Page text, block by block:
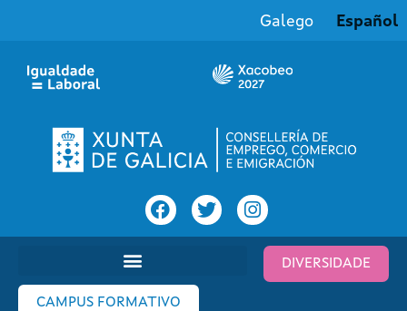
Galego Español
DIVERSIDADE
CAMPUS FORMATIVO